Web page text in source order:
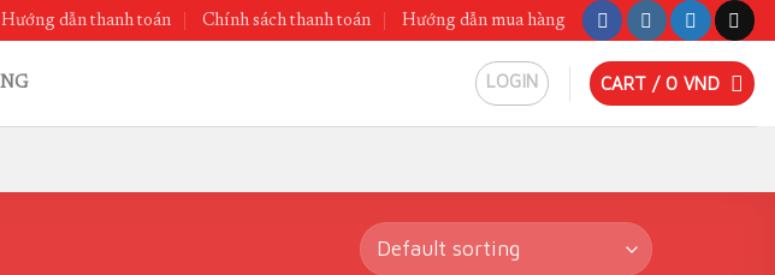
Hướng dẫn thanh toán Chính sách thanh toán Hướng dẫn mua hàng
LOGIN CART / 0 VND